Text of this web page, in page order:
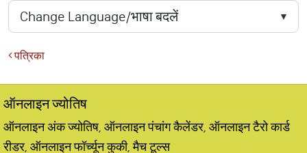
पत्रिका
ऑनलाइन ज्योतिष
ऑनलाइन अंक ज्योतिष, ऑनलाइन पंचांग कैलेंडर, ऑनलाइन टैरो कार्ड
रीडर, ऑनलाइन फॉर्च्यून कुकी, मैच टूल्स